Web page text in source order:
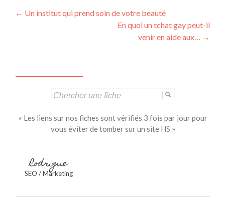
Navigation
← Un institut qui prend soin de votre beauté
En quoi un tchat gay peut-il
venir en aide aux… →
« Les liens sur nos fiches sont vérifiés 3 fois par jour pour
vous éviter de tomber sur un site HS »
Rodrigue
SEO / Marketing